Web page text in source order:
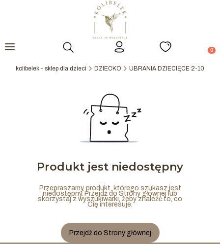
Otwórz wyszukiwarkę
kolibelek - sklep dla dzieci DZIECKO UBRANIA DZIECIĘCE 2-10Y
Produkt jest niedostępny
Przepraszamy, produkt, którego szukasz jest
niedostępny. Przejdź do Strony głównej lub
skorzystaj z wyszukiwarki, żeby znaleźć to, co
Cię interesuje.
Przejdź do Strony głównej